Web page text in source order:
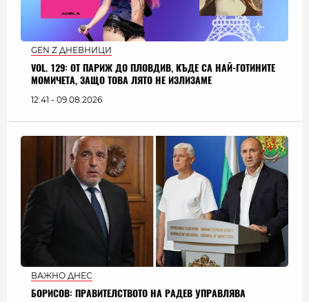
GEN Z ДНЕВНИЦИ
VOL. 129: ОТ ПАРИЖ ДО ПЛОВДИВ, КЪДЕ СА НАЙ-ГОТИНИТЕ
МОМИЧЕТА, ЗАЩО ТОВА ЛЯТО НЕ ИЗЛИЗАМЕ
12:41 - 09.08.2026
ВАЖНО ДНЕС
БОРИСОВ: ПРАВИТЕЛСТВОТО НА РАДЕВ УПРАВЛЯВА